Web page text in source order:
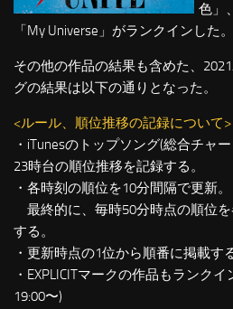
色」
「My Universe」がランクインした。
その他の作品の結果も含めた、
グの結果は以下の通りとなった。
<ルール、順位推移の記録について>
・iTunesのトップソング(総合チャ
23時台の順位推移を記録する。
・各時刻の順位を10分間隔で更新。
最終的に、毎時50分時点の順位
する。
・更新時点の1位から順番に掲載する
・EXPLICITマークの作品もランク
19:00〜)